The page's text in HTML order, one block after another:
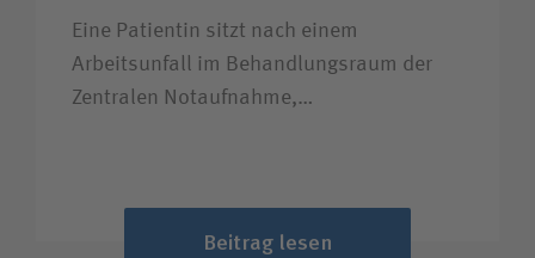
Eine Patientin sitzt nach einem
Arbeitsunfall im Behandlungsraum der
Zentralen Notaufnahme,…
Beitrag lesen